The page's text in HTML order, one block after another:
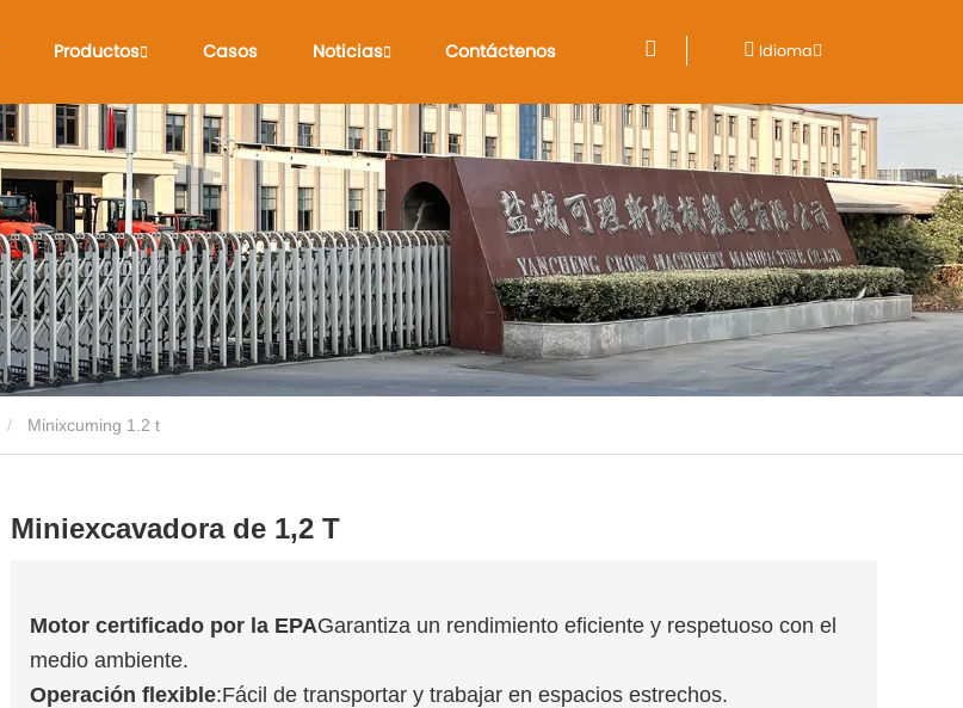
Productos Casos Noticias Contáctenos Idioma
Minixcuming 1.2 t
Miniexcavadora de 1,2 T
Motor certificado por la EPAGarantiza un rendimiento eficiente y respetuoso con el
medio ambiente.
Operación flexible:Fácil de transportar y trabajar en espacios estrechos.